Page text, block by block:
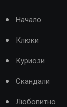
Начало
Клюки
Куриози
Скандали
Любопитно